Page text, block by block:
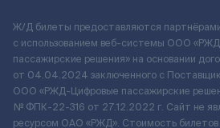
Ж/Д билеты предоставляются
с использованием веб-системы ООО
пассажирские решения» на основании
от 04.04.2024 заключенного с
ООО «РЖД-Цифровые пассажирские
№ ФПК-22-316 от 27.12.2022 г. Сайт не
ресурсом ОАО «РЖД». Стоимость билетов